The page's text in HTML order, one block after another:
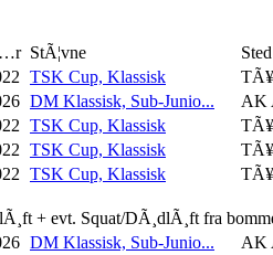
StÃ¦vne
Sted
TSK Cup, Klassisk
DM Klassisk, Sub-Junio...
AK
TSK Cup, Klassisk
TSK Cup, Klassisk
TSK Cup, Klassisk
+ evt. Squat/DÃ¸dlÃ¸ft fra
DM Klassisk, Sub-Junio...
AK